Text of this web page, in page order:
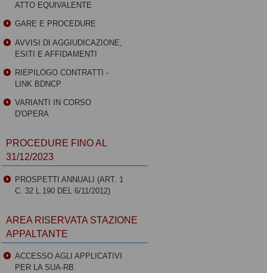
ATTO EQUIVALENTE
GARE E PROCEDURE
AVVISI DI AGGIUDICAZIONE,
ESITI E AFFIDAMENTI
RIEPILOGO CONTRATTI -
LINK BDNCP
VARIANTI IN CORSO
D'OPERA
PROCEDURE FINO AL
31/12/2023
PROSPETTI ANNUALI (ART. 1
C. 32 L.190 DEL 6/11/2012)
AREA RISERVATA STAZIONE
APPALTANTE
ACCESSO AGLI APPLICATIVI
PER LA SUA-RB